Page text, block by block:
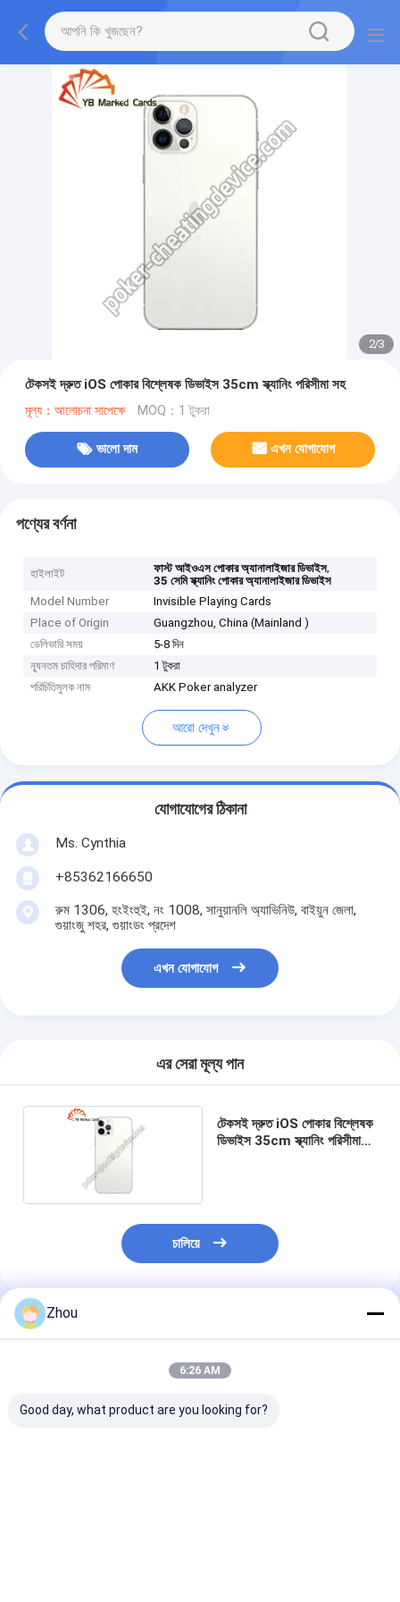
2/3
টেকসই দ্রুত iOS পোকার বিশ্লেষক ডিভাইস 35cm স্ক্যানিং পরিসীমা সহ
মূল্য：আলোচনা সাপেক্ষে MOQ：1 টুকরা
ভালো দাম এখন যোগাযোগ
পণ্যের বর্ণনা
হাইলাইট ফাস্ট আইওএস পোকার অ্যানালাইজার ডিভাইস,
35 সেমি স্ক্যানিং পোকার অ্যানালাইজার ডিভাইস
Model Number
Invisible Playing Cards
Place of Origin
Guangzhou, China (Mainland )
ডেলিভারি সময়
5-8 দিন
ন্যূনতম চাহিদার পরিমাণ
1 টুকরা
পরিচিতিমুলক নাম
AKK Poker analyzer
আরো দেখুন
যোগাযোগের ঠিকানা
Ms. Cynthia
‪+85362166650‬
রুম 1306, হংইংহুই, নং 1008, সানুয়ানলি অ্যাভিনিউ, বাইয়ুন জেলা,
গুয়াংজু শহর, গুয়াংডং প্রদেশ
এখন যোগাযোগ
এর সেরা মূল্য পান
টেকসই দ্রুত iOS পোকার বিশ্লেষক
ডিভাইস 35cm স্ক্যানিং পরিসীমা
চালিয়ে
প্রস্তাবিত পণ্য
Zhou
6:26 AM
Good day, what product are you looking for?